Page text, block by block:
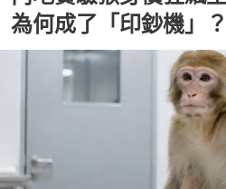
為何成了「印鈔機」？